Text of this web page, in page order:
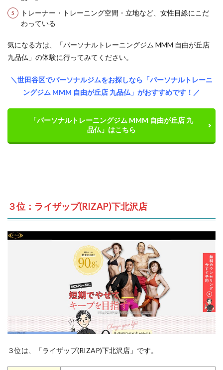
トレーナー・トレーニング空間・立地など、女性目線にこだ
わっている
気になる方は、「パーソナルトレーニングジム MMM 自由が丘店
九品仏」の体験に行ってみてください。
＼世田谷区でパーソナルジムをお探しなら「パーソナルトレーニ
ングジム MMM 自由が丘店 九品仏」がおすすめです！／
「パーソナルトレーニングジム MMM 自由が丘店 九
品仏」はこちら
３位：ライザップ(RIZAP)下北沢店
３位は、「ライザップ(RIZAP)下北沢店」です。